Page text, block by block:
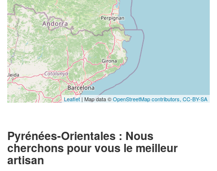
Leaflet | Map data ©OpenStreetMap contributors, CC-BY-SA
Pyrénées-Orientales : Nous
cherchons pour vous le meilleur
artisan